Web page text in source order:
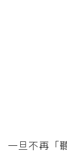
一旦不再「